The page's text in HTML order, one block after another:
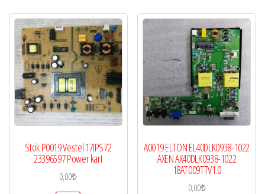
Stok P0019 Vestel 17IPS72
23396597 Power kart
0,00₺
A0019 ELTON EL40DLK0938-1022
AXEN AX40DLK0938-1022
18AT009TTV1.0
0,00₺